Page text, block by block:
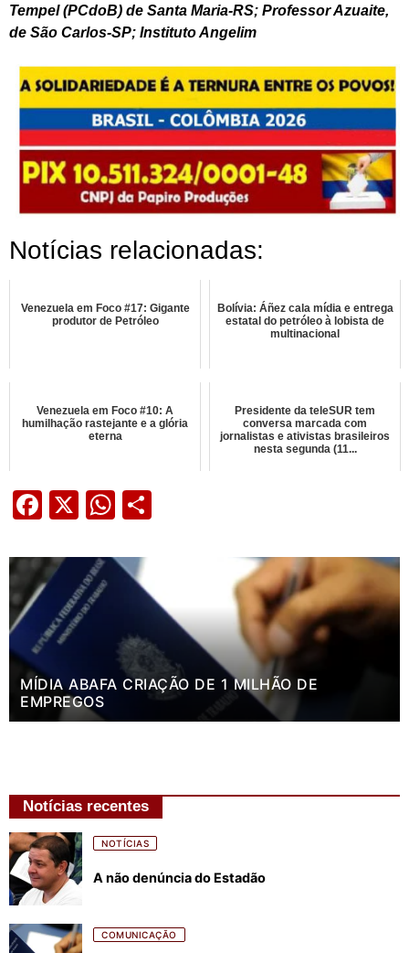
Tempel (PCdoB) de Santa Maria-RS; Professor Azuaite,
de São Carlos-SP; Instituto Angelim
Notícias relacionadas:
Venezuela em Foco #17: Gigante
produtor de Petróleo
Bolívia: Áñez cala mídia e entrega
estatal do petróleo à lobista de
multinacional
Venezuela em Foco #10: A
humilhação rastejante e a glória
eterna
Presidente da teleSUR tem
conversa marcada com
jornalistas e ativistas brasileiros
nesta segunda (11...
Facebook
X WhatsApp
MÍDIA ABAFA CRIAÇÃO DE 1 MILHÃO DE
EMPREGOS
Notícias recentes
NOTÍCIAS
A não denúncia do Estadão
COMUNICAÇÃO